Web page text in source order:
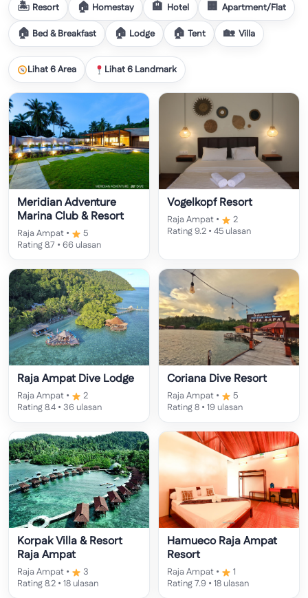
Resort Homestay Hotel Apartment/Flat
Bed & Breakfast Lodge Tent Villa
Lihat 6 Area Lihat 6 Landmark
Meridian Adventure
Marina Club & Resort
Raja Ampat •
5
Rating 8.7 • 66 ulasan
Vogelkopf Resort
Raja Ampat •
2
Rating 9.2 • 45 ulasan
Raja Ampat Dive Lodge
Raja Ampat •
2
Rating 8.4 • 36 ulasan
Coriana Dive Resort
Raja Ampat •
5
Rating 8 • 19 ulasan
Korpak Villa & Resort
Raja Ampat
Raja Ampat •
3
Rating 8.2 • 18 ulasan
Hamueco Raja Ampat
Resort
Raja Ampat •
1
Rating 7.9 • 18 ulasan